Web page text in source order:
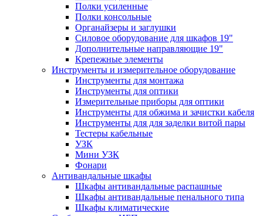
Полки усиленные
Полки консольные
Органайзеры и заглушки
Силовое оборудование для шкафов 19"
Дополнительные направляющие 19"
Крепежные элементы
Инструменты и измерительное оборудование
Инструменты для монтажа
Инструменты для оптики
Измерительные приборы для оптики
Инструменты для обжима и зачистки кабеля
Инструменты для для заделки витой пары
Тестеры кабельные
УЗК
Мини УЗК
Фонари
Антивандальные шкафы
Шкафы антивандальные распашные
Шкафы антивандальные пенального типа
Шкафы климатические